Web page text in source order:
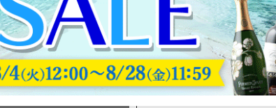
ポイント進呈
格：39,819円（税込43,800円）